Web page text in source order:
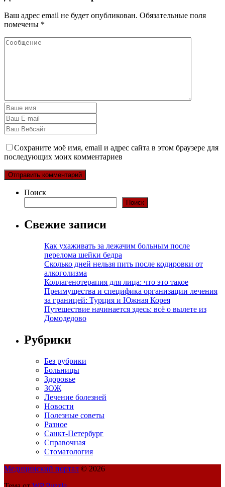
Ваш адрес email не будет опубликован. Обязательные поля
помечены *
Сохраните моё имя, email и адрес сайта в этом браузере для
последующих моих комментариев
Поиск
Поиск
Свежие записи
Как ухаживать за лежачим больным после
перелома шейки бедра
Сколько дней нельзя пить после кодировки от
алкоголизма
Коллагенотерапия для лица: что это такое
Преимущества и специфика организации лечения
за границей: Турция и Южная Корея
Путешествие начинается здесь: всё о вылете из
Домодедово
Рубрики
Без рубрики
Больницы
Здоровье
ЗОЖ
Лечение болезней
Новости
Полезные советы
Разное
Санкт-Петербург
Справочная
Стоматология
Медицинский портал © 2026